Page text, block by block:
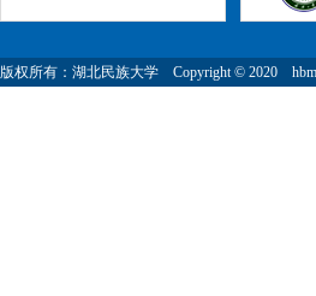
版权所有：湖北民族大学 Copyright © 2020